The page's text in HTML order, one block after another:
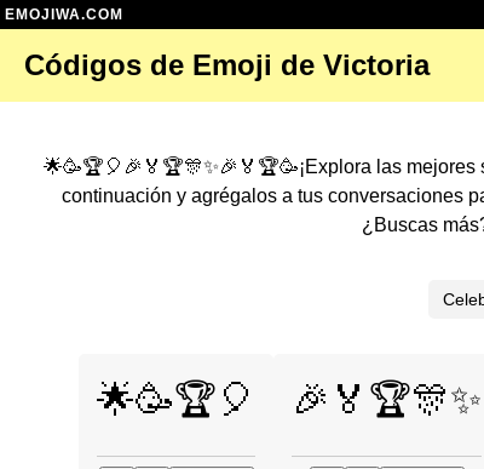
EMOJIWA.COM
Códigos de Emoji de Victoria
🌟🥳🏆🎈🎉🏅🏆🎊✨🎉🏅🏆🥳¡Explora las
continuación y agrégalos a tus conversaciones
¿Buscas
🌟🥳🏆🎈 🎉🏅🏆🎊✨